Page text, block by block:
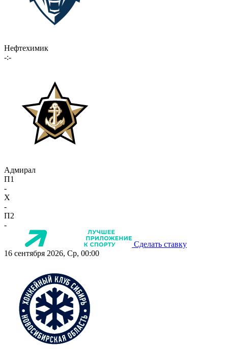
Нефтехимик
-:-
Адмирал
П1
-
X
-
П2
-
Сделать ставку
16 сентября 2026, Ср, 00:00